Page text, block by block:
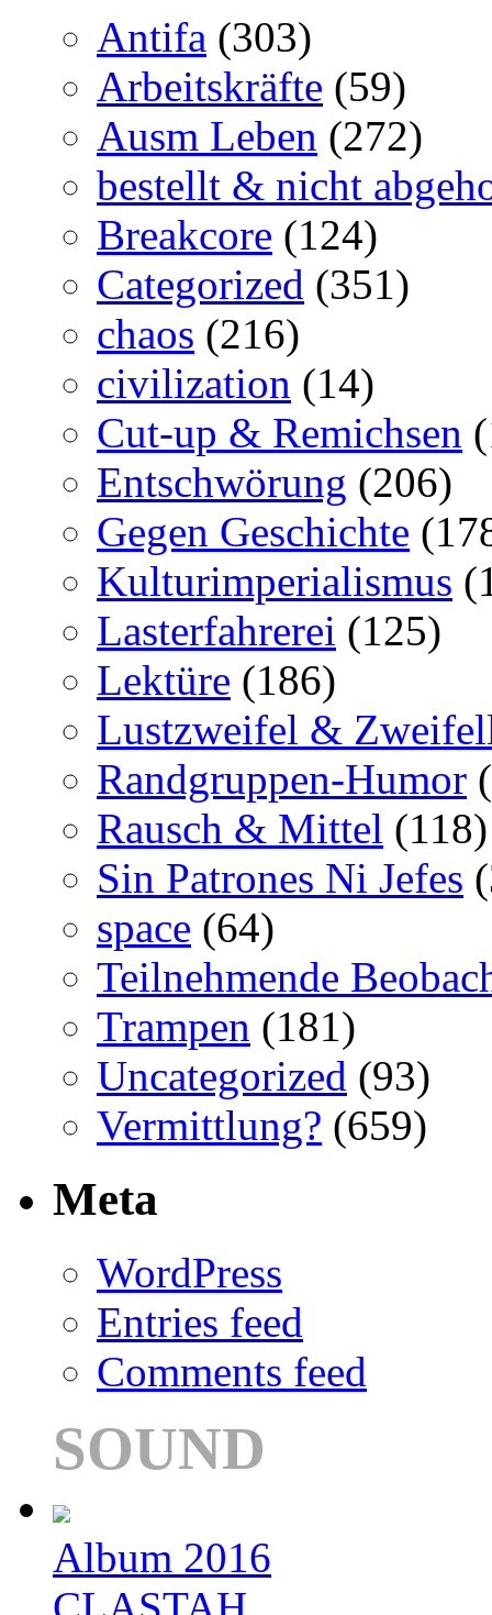
Antifa (303)
Arbeitskräfte (59)
Ausm Leben (272)
bestellt & nicht
Breakcore (124)
Categorized (351)
chaos (216)
civilization (14)
Cut-up & Remichsen
Entschwörung (206)
Gegen Geschichte
Kulturimperialismus
Lasterfahrerei (125)
Lektüre (186)
Lustzweifel &
Randgruppen-Humor
Rausch & Mittel (118)
Sin Patrones Ni Jefes
space (64)
Teilnehmende
Trampen (181)
Uncategorized (93)
Vermittlung? (659)
Meta
WordPress
Entries feed
Comments feed
SOUND
Album 2016